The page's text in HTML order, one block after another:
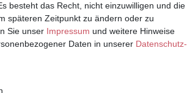
* Alle Preise inkl.
besteht das Recht, nicht einzuwilligen und die
späteren Zeitpunkt zu ändern oder zu
Sie unser Impressum und weitere Hinweise
Daten in unserer Daten­schutz­